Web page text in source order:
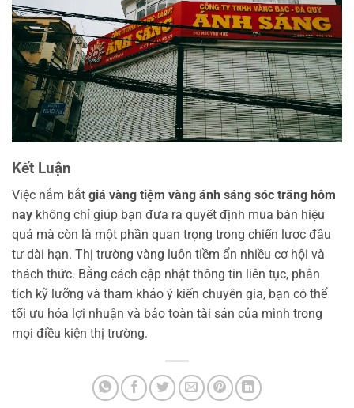
Kết Luận
Việc nắm bắt giá vàng tiệm vàng ánh sáng sóc trăng hôm
nay không chỉ giúp bạn đưa ra quyết định mua bán hiệu
quả mà còn là một phần quan trọng trong chiến lược đầu
tư dài hạn. Thị trường vàng luôn tiềm ẩn nhiều cơ hội và
thách thức. Bằng cách cập nhật thông tin liên tục, phân
tích kỹ lưỡng và tham khảo ý kiến chuyên gia, bạn có thể
tối ưu hóa lợi nhuận và bảo toàn tài sản của mình trong
mọi điều kiện thị trường.